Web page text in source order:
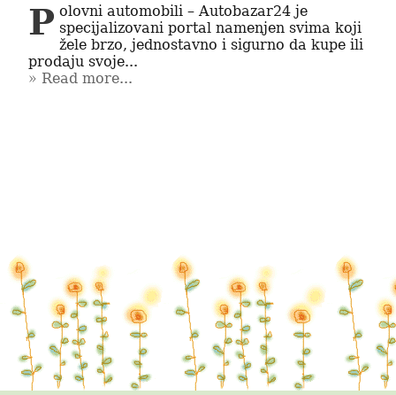
Polovni automobili – Autobazar24 je specijalizovani portal namenjen svima koji
žele brzo, jednostavno i sigurno da kupe ili
prodaju svoje...
Read more...